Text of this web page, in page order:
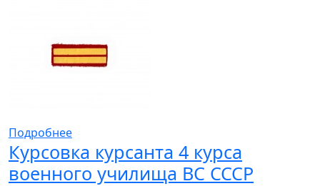
Подробнее
Курсовка курсанта 4 курса
военного училища ВС СССР